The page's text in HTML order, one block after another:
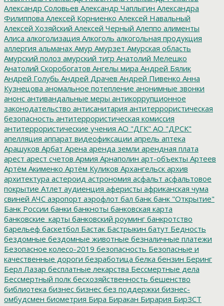
Александр Соловьев Александр Чаплыгин Александра
Филиппова Алексей Корниенко Алексей Навальный
Алексей Хозяйский Алексей Черный Алеппо алименты
Алиса алкоголизация Алкоголь алкогольная продукция
аллергия альманах Амур Амурзет Амурская область
Амурский полоз амурский тигр Анатолий Мелешко
Анатолий Скоробогатов Ангелы мира Андрей Бялик
Андрей Голубь Андрей Драчев Андрей Пивенко Анна
Кузнецова аномальное потепление анонимные звонки
анонс антивандальные меры антикоррупционное
законодательство антисанитария антитеррористическая
безопасность антитеррористическая комиссия
антитеррористические учения АО "ДГК" АО "ДРСК"
апелляция аппарат видеофиксации апрель аптека
Арашуков Арбат Арена аренда земли арендная плата
арест арест счетов Армия Арнаполин арт-объекты Артеев
Артём Акименко Артём Куликов Архангельск архив
архитектура астероид астрономия асфальт асфальтовое
покрытие Атлет аудиенция аферисты африканская чума
свиней АЧС аэропорт аэрофлот бал банк банк "Открытие"
Банк России банки банкноты банковская карта
банковские_карты банковский роуминг банкротство
барельеф баскетбол Бастак Бастрыкин батут Бедность
бездомные бездомные животные безналичные платежи
Безопасное колесо-2019 безопасность Безопасные и
качественные дороги безработица белка бензин Беринг
Берл Лазар бесплатные лекарства Бессмертные дела
Бессмертный полк бесхозяйственность бешенство
библиотека бизнес бизнес без поддержки бизнес-
омбудсмен биометрия Бира Биракан Бирария БирЗСТ